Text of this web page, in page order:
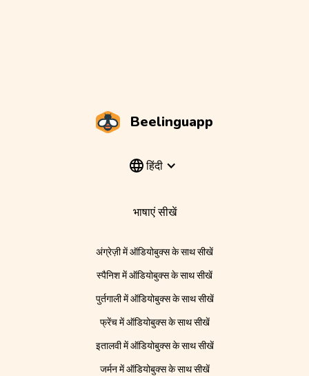
Beelinguapp
हिंदी
भाषाएं सीखें
अंग्रेज़ी में ऑडियोबुक्स के साथ सीखें
स्पैनिश में ऑडियोबुक्स के साथ सीखें
पुर्तगाली में ऑडियोबुक्स के साथ सीखें
फ्रेंच में ऑडियोबुक्स के साथ सीखें
इतालवी में ऑडियोबुक्स के साथ सीखें
जर्मन में ऑडियोबुक्स के साथ सीखें